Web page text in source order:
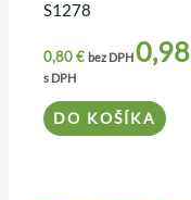
S1278
0,80€ bez DPH0,98
s DPH
DO KOŠÍKA